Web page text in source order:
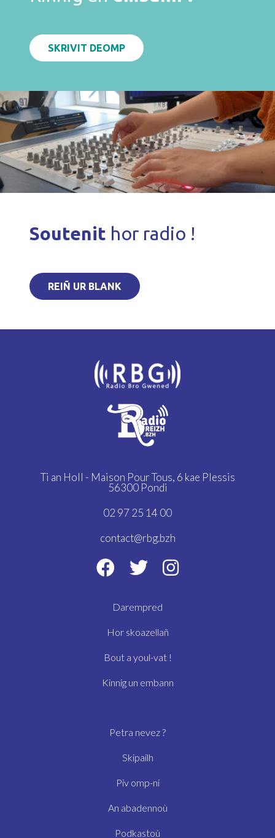
SKRIVIT DEOMP
Soutenit hor radio !
REIÑ UR BLANK
Ti an Holl - Maison Pour Tous, 6 kae Plessis
56300 Pondi
02 97 25 14 00
contact@rbg.bzh
Darempred
Hor skoazellañ
Bout a youl-vat !
Kinnig un embann
Petra nevez ?
Skipailh
Piv omp-ni
An abadennoù
Podkastoù